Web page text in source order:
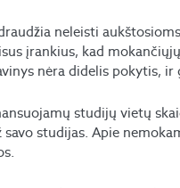
neleisti
įrankius, kad
nėra didelis pokytis,
studijų vietų
studijas. Apie